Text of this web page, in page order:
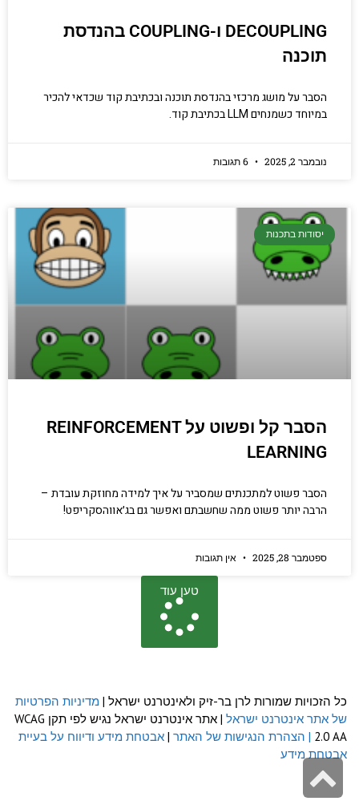
DECOUPLING ו-COUPLING בהנדסת
תוכנה
הסבר על מושג מרכזי בהנדסת תוכנה ובכתיבת קוד שכדאי להכיר
במיוחד כשמנחים LLM בכתיבת קוד.
נובמבר 2, 2025
יסודות בתכנות
הסבר קל ופשוט על REINFORCEMENT
LEARNING
הסבר פשוט למתכנתים שמסביר על איך למידה מחוזקת עובדת –
הרבה יותר פשוט ממה שחשבתם ואפשר גם בג׳אווהסקריפט!
ספטמבר 28, 2025 אין תגובות
טען עוד
כל הזכויות שמורות לרן בר-זיק ולאינטרנט ישראל | מדיניות הפרטיות
של אתר אינטרנט ישראל
| אתר אינטרנט ישראל נגיש לפי תקן WCAG
2.0 AA | הצהרת הנגישות של האתר | אבטחת מידע ודיווח על בעיית
אבטחת מידע
גלילה